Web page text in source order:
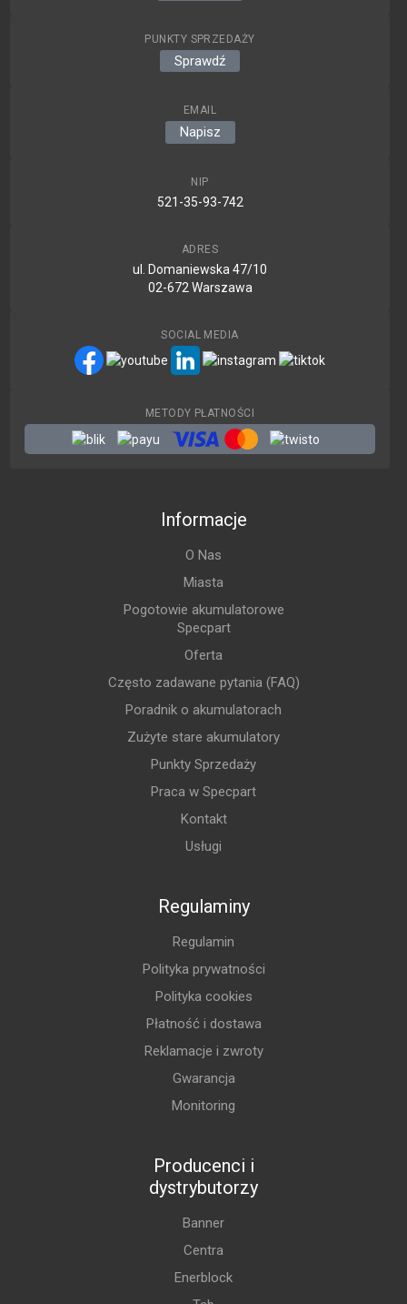
PUNKTY SPRZEDAŻY
Sprawdź
EMAIL
Napisz
NIP
521-35-93-742
ADRES
ul. Domaniewska 47/10
02-672 Warszawa
SOCIAL MEDIA
METODY PŁATNOŚCI
Informacje
O Nas
Miasta
Pogotowie akumulatorowe
Specpart
Oferta
Często zadawane pytania (FAQ)
Poradnik o akumulatorach
Zużyte stare akumulatory
Punkty Sprzedaży
Praca w Specpart
Kontakt
Usługi
Regulaminy
Regulamin
Polityka prywatności
Polityka cookies
Płatność i dostawa
Reklamacje i zwroty
Gwarancja
Monitoring
Producenci i
dystrybutorzy
Banner
Centra
Enerblock